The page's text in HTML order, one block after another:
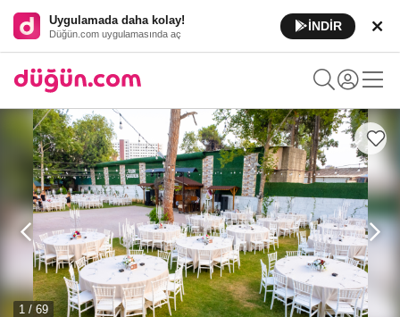
Uygulamada daha kolay!
Düğün.com uygulamasında aç
İNDİR
1 / 69